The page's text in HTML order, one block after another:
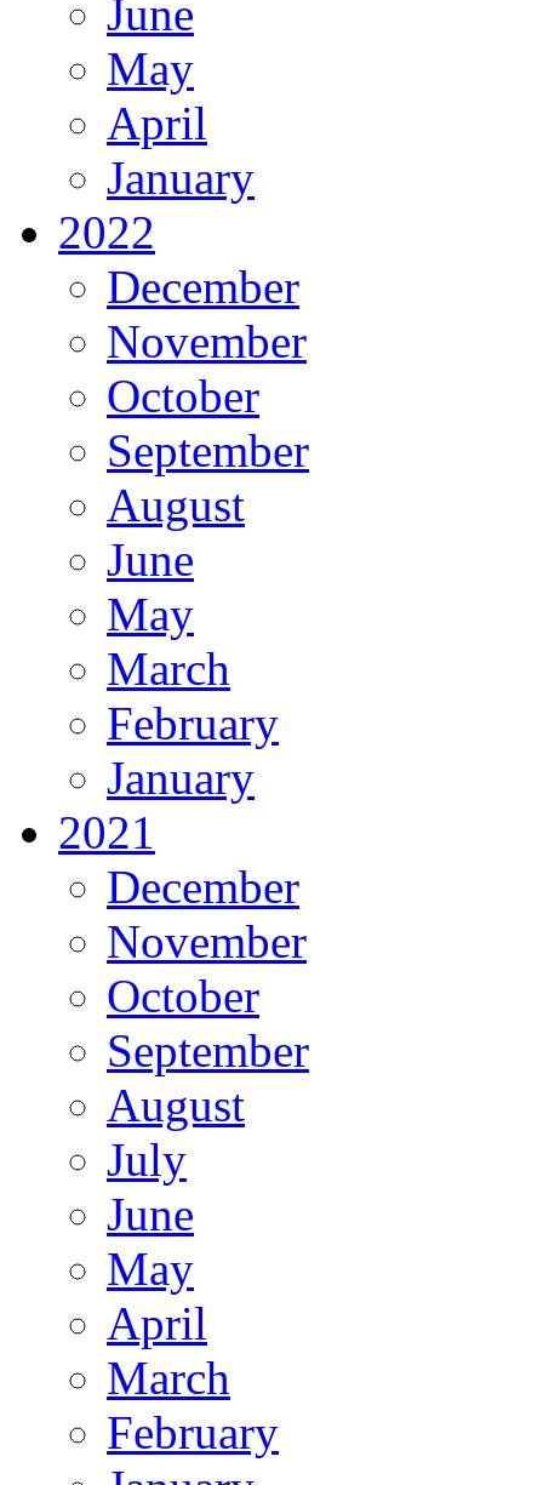
June
May
April
January
2022
December
November
October
September
August
June
May
March
February
January
2021
December
November
October
September
August
July
June
May
April
March
February